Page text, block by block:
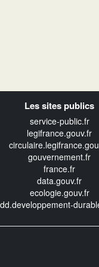
Les sites publics
service-public.fr
legifrance.gouv.fr
gouvernement.fr
france.fr
data.gouv.fr
ecologie.gouv.fr